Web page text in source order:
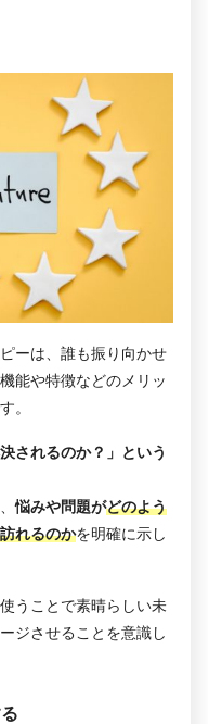
ーは、誰も振り向かせ
能や特徴などのメリッ
。
されるのか？」という
悩みや問題がどのよう
れるのかを明確に示し
うことで素晴らしい未
ジさせることを意識し